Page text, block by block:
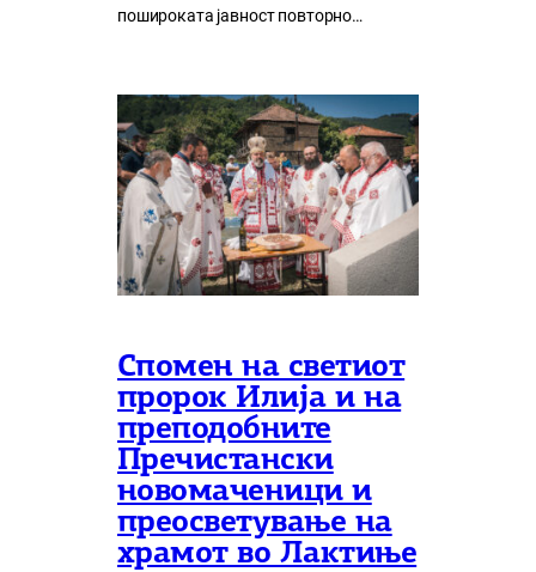
пошироката јавност повторно…
Спомен на светиот
пророк Илија и на
преподобните
Пречистански
новомаченици и
преосветување на
храмот во Лактиње